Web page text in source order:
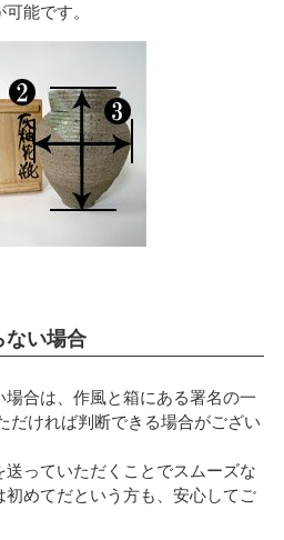
能です。
ない場合
合は、作風と箱にある署名の一
だければ判断できる場合がござい
送っていただくことでスムーズな
めてだという方も、安心してご